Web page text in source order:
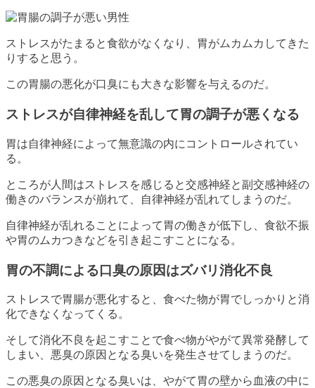
ストレスがたまると食欲がなくなり、胃がムカムカしてきた
りすると思う。
この胃腸の悪化が口臭にも大きな影響を与えるのだ。
ストレスが自律神経を乱して胃の調子が悪くなる
胃は自律神経によって無意識の内にコントロールされてい
る。
ところが人間はストレスを感じると交感神経と副交感神経の
働きのバランスが崩れて、自律神経が乱れてしまうのだ。
自律神経が乱れることによって胃の働きが低下し、 食欲不振
や胃のムカつき などを引き起こすことになる。
胃の不調による口臭の原因はズバリ消化不良
ストレスで胃腸が悪化すると、食べた物が胃でしっかりと消
化できなくなってくる。
そして消化不良を起こすことで食べ物がやがて異常発酵して
しまい、悪臭の原因となる臭いを発生させてしまうのだ。
この悪臭の原因となる臭いは、やがて胃の壁から血液の中に